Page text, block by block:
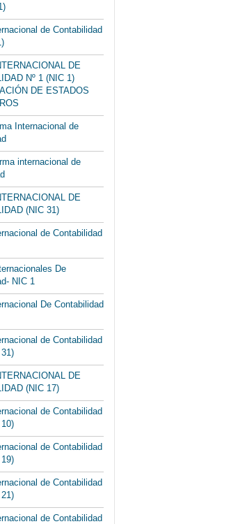
de Contabilidad
DE
Nº 1 (NIC 1)
DE ESTADOS
Internacional de
internacional de
DE
(NIC 31)
de Contabilidad
De
NIC 1
De Contabilidad
de Contabilidad
DE
(NIC 17)
de Contabilidad
de Contabilidad
de Contabilidad
de Contabilidad